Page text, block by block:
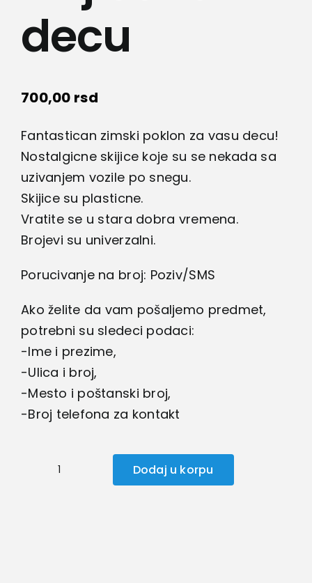
Kamere
Sport i razonoda
Svi proizvodi
decu
700,00 rsd
Fantastican zimski poklon za vasu decu!
Nostalgicne skijice koje su se nekada sa
uzivanjem vozile po snegu.
Skijice su plasticne.
Vratite se u stara dobra vremena.
Brojevi su univerzalni.
Porucivanje na broj: Poziv/SMS
Ako želite da vam pošaljemo predmet,
potrebni su sledeci podaci:
-Ime i prezime,
-Ulica i broj,
-Mesto i poštanski broj,
-Broj telefona za kontakt
Skijice
Dodaj u korpu